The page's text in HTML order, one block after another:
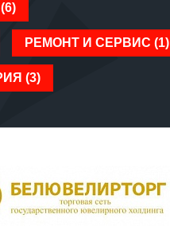
РЕМОНТ И СЕРВИС (1)
(3)